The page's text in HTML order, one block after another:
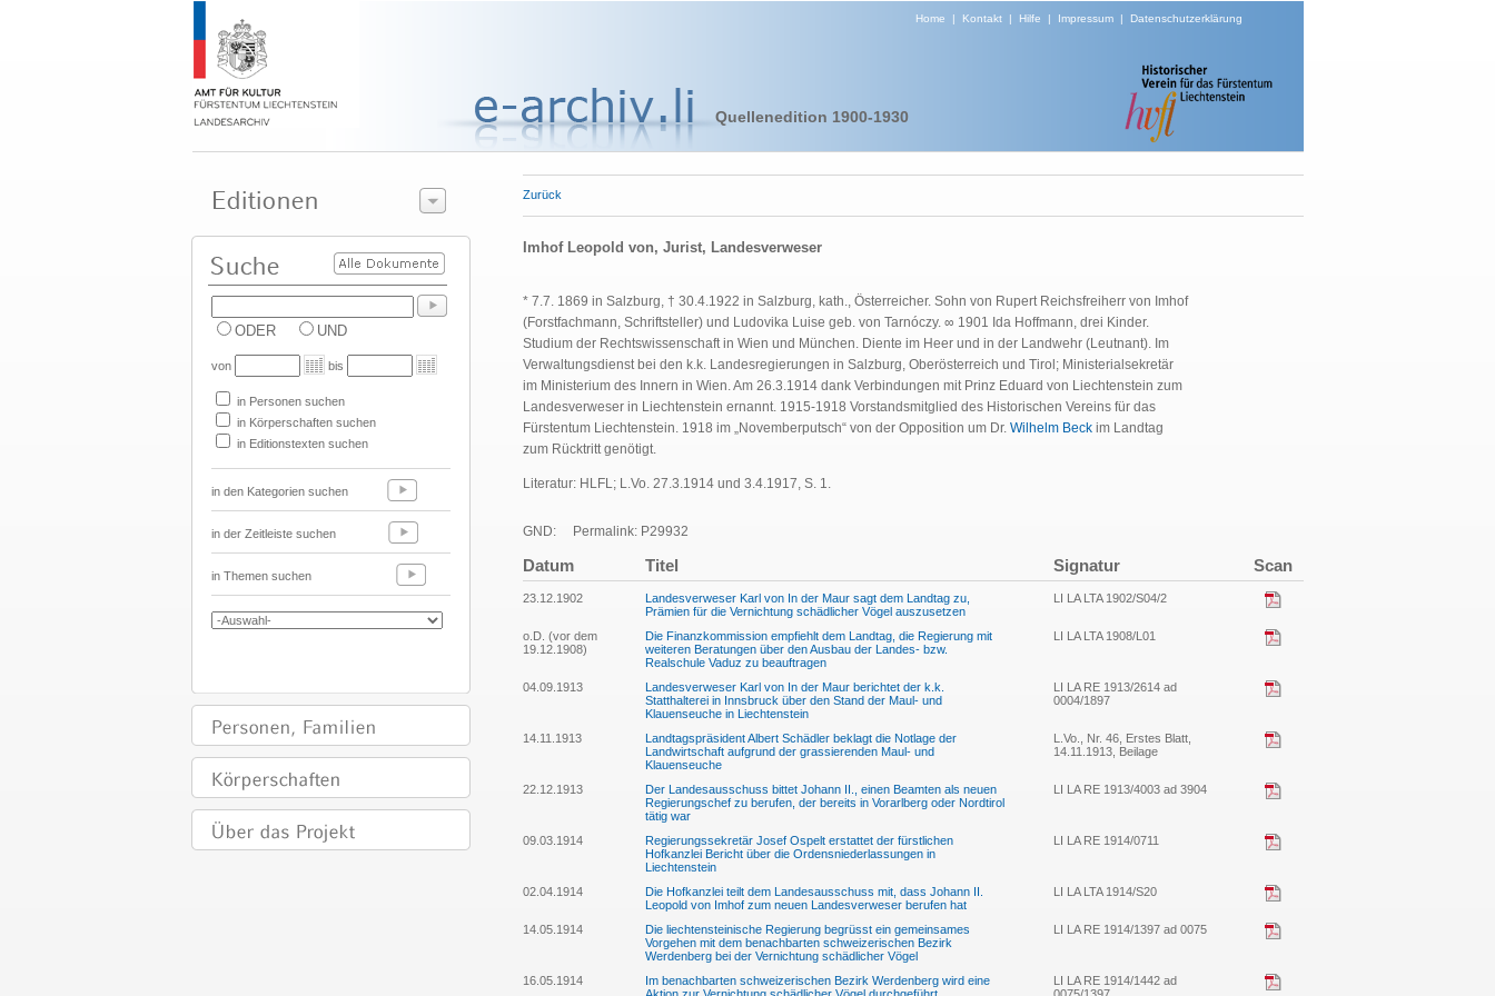
Home | Kontakt| Hilfe | Impressum| Datenschutzerklärung
Quellenedition 1900-1930
ODER UND
von bis
in Personen suchen
in Körperschaften suchen
in Editionstexten suchen
in den Kategorien suchen
in der Zeitleiste suchen
in Themen suchen
Zurück
Imhof Leopold von, Jurist, Landesverweser
* 7.7. 1869 in Salzburg, † 30.4.1922 in Salzburg, kath., Österreicher. Sohn von Rupert Reichsfreiherr von Imhof
(Forstfachmann, Schriftsteller) und Ludovika Luise geb. von Tarnóczy. ∞ 1901 Ida Hoffmann, drei Kinder.
Studium der Rechtswissenschaft in Wien und München. Diente im Heer und in der Landwehr (Leutnant). Im
Verwaltungsdienst bei den k.k. Landesregierungen in Salzburg, Oberösterreich und Tirol; Ministerialsekretär
im Ministerium des Innern in Wien. Am 26.3.1914 dank Verbindungen mit Prinz Eduard von Liechtenstein zum
Landesverweser in Liechtenstein ernannt. 1915-1918 Vorstandsmitglied des Historischen Vereins für das
Fürstentum Liechtenstein. 1918 im „Novemberputsch“ von der Opposition um Dr. Wilhelm Beck im Landtag
zum Rücktritt genötigt.
Literatur: HLFL; L.Vo. 27.3.1914 und 3.4.1917, S. 1.
GND: Permalink: P29932
Datum Titel Signatur Scan
23.12.1902
Landesverweser Karl von In der Maur sagt dem Landtag zu,
Prämien für die Vernichtung schädlicher Vögel auszusetzen
LI LA LTA 1902/S04/2
o.D. (vor dem
19.12.1908)
Die Finanzkommission empfiehlt dem Landtag, die Regierung mit
weiteren Beratungen über den Ausbau der Landes- bzw.
Realschule Vaduz zu beauftragen
LI LA LTA 1908/L01
04.09.1913
Landesverweser Karl von In der Maur berichtet der k.k.
Statthalterei in Innsbruck über den Stand der Maul- und
Klauenseuche in Liechtenstein
LI LA RE 1913/2614 ad
0004/1897
14.11.1913
Landtagspräsident Albert Schädler beklagt die Notlage der
Landwirtschaft aufgrund der grassierenden Maul- und
Klauenseuche
L.Vo., Nr. 46, Erstes Blatt,
14.11.1913, Beilage
22.12.1913
Der Landesausschuss bittet Johann II., einen Beamten als neuen
Regierungschef zu berufen, der bereits in Vorarlberg oder Nordtirol
tätig war
LI LA RE 1913/4003 ad 3904
09.03.1914
Regierungssekretär Josef Ospelt erstattet der fürstlichen
Hofkanzlei Bericht über die Ordensniederlassungen in
Liechtenstein
LI LA RE 1914/0711
02.04.1914
Die Hofkanzlei teilt dem Landesausschuss mit, dass Johann II.
Leopold von Imhof zum neuen Landesverweser berufen hat
LI LA LTA 1914/S20
14.05.1914
Die liechtensteinische Regierung begrüsst ein gemeinsames
Vorgehen mit dem benachbarten schweizerischen Bezirk
Werdenberg bei der Vernichtung schädlicher Vögel
LI LA RE 1914/1397 ad 0075
16.05.1914
Im benachbarten schweizerischen Bezirk Werdenberg wird eine
LI LA RE 1914/1442 ad